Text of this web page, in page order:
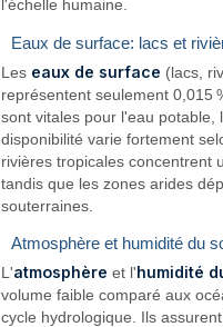
l'échelle humaine.
Eaux de surface: lacs et
Les eaux de surface (lacs,
représentent seulement 0,015
sont vitales pour l'eau
disponibilité varie fortement
rivières tropicales concentrent
tandis que les zones arides
souterraines.
Atmosphère et humidité du
L'atmosphère et l'humidité
volume faible comparé aux
cycle hydrologique. Ils